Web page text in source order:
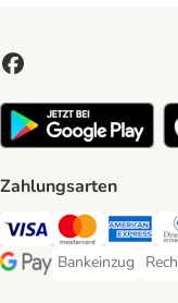
Zahlungsarten
Visa Payment Method
MasterCardAmerican
Google Pay Payment
Bankeinzug
Bankeinzug